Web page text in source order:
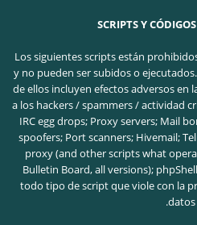
SCRIPTS Y
Los siguientes scripts están
y no pueden ser subidos o
de ellos incluyen efectos adversos en
a los hackers / spammers / actividad
IRC egg drops; Proxy servers; Mail
spoofers; Port scanners; Hivemail;
proxy (and other scripts what
Bulletin Board, all versions);
todo tipo de script que viole con la
datos.